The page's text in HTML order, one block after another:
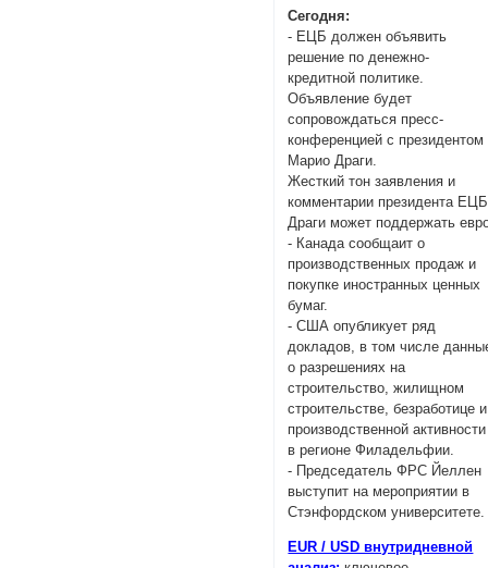
Сегодня:
- ЕЦБ должен объявить
решение по денежно-
кредитной политике.
Объявление будет
сопровождаться пресс-
конференцией с президентом
Марио Драги.
Жесткий тон заявления и
комментарии президента ЕЦБ
Драги может поддержать
- Канада сообщаит о
производственных продаж и
покупке иностранных ценных
бумаг.
- США опубликует ряд
докладов, в том числе
о разрешениях на
строительство, жилищном
строительстве, безработице и
производственной активности
в регионе Филадельфии.
- Председатель ФРС Йеллен
выступит на мероприятии в
Стэнфордском университете.
EUR / USD внутридневной